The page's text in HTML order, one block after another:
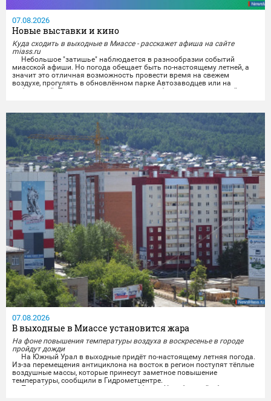
07.08.2026
Новые выставки и кино
Куда сходить в выходные в Миассе - расскажет афиша на сайте
miass.ru
Небольшое "затишье" наблюдается в разнообразии событий
миасской афиши. Но погода обещает быть по-настоящему летней, а
значит это отличная возможность провести время на свежем
воздухе, прогулять в обновлённом парке Автозаводцев или на
набережной. Тем же, кто всё же хочет приобщиться к культурной
07.08.2026
В выходные в Миассе установится жара
На фоне повышения температуры воздуха в воскресенье в городе
пройдут дожди
На Южный Урал в выходные придёт по-настоящему летняя погода.
Из-за перемещения антициклона на восток в регион поступят тёплые
воздушные массы, которые принесут заметное повышение
температуры, сообщили в Гидрометцентре.
По информации синоптиков, в субботу в Челябинской области